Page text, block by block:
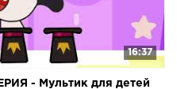
16:37
- Мультик для детей